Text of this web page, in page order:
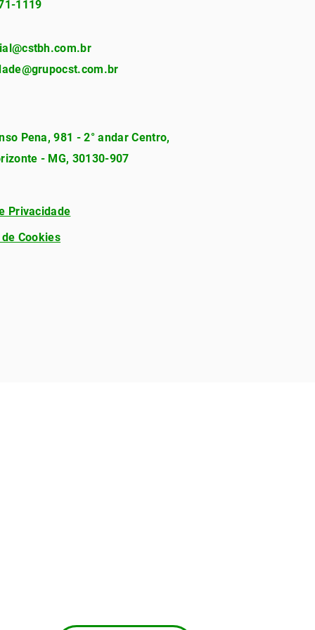
1119
Pena, 981 - 2° andar Centro,
- MG, 30130-907
Privacidade
Cookies